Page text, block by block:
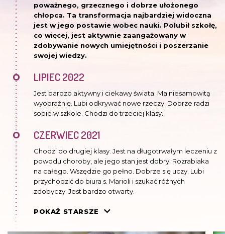
poważnego, grzecznego i dobrze ułożonego
chłopca. Ta transformacja najbardziej widoczna
jest w jego postawie wobec nauki. Polubił szkołę,
co więcej, jest aktywnie zaangażowany w
zdobywanie nowych umiejętności i poszerzanie
swojej wiedzy.
LIPIEC 2022
Jest bardzo aktywny i ciekawy świata. Ma niesamowitą
wyobraźnię. Lubi odkrywać nowe rzeczy. Dobrze radzi
sobie w szkole. Chodzi do trzeciej klasy.
CZERWIEC 2021
Chodzi do drugiej klasy. Jest na długotrwałym leczeniu z
powodu choroby, ale jego stan jest dobry. Rozrabiaka
na całego. Wszędzie go pełno. Dobrze się uczy. Lubi
przychodzić do biura s. Marioli i szukać różnych
zdobyczy. Jest bardzo otwarty.
LIPIEC 2020
POKAŻ STARSZE